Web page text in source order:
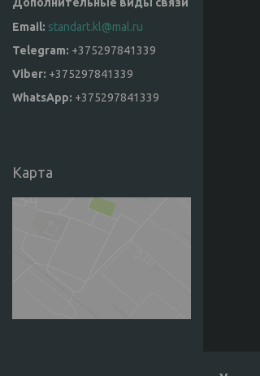
standart.kl@mal.ru
+375297841339
+375297841339
+375297841339
Карта